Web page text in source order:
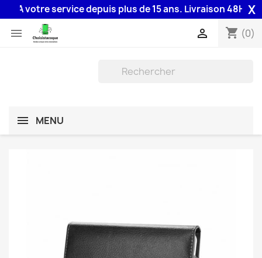
A votre service depuis plus de 15 ans. Livraison 48H X
 shopping_cart (0)

MENU